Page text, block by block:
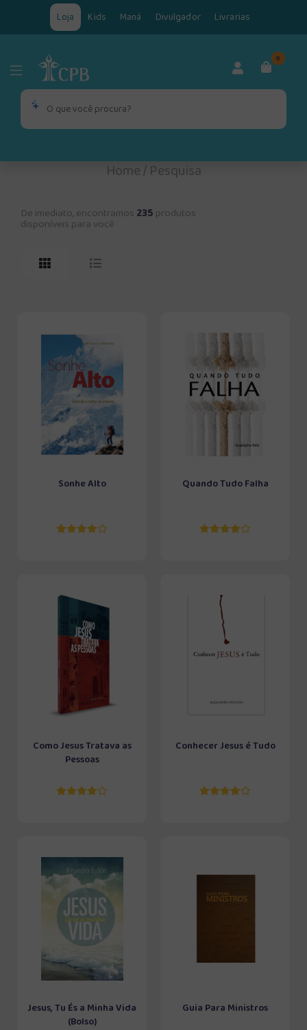
Loja Kids Maná Divulgador Livrarias
0
Home/Pesquisa
De imediato, encontramos 235 produtos
disponíveis para você
Sonhe Alto Quando Tudo Falha
Como Jesus Tratava as
Pessoas
Conhecer Jesus é Tudo
Jesus, Tu És a Minha Vida
(Bolso)
Guia Para Ministros